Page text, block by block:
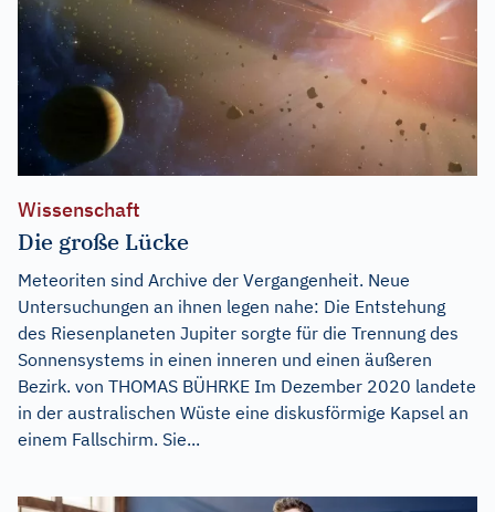
Wissenschaft
Die große Lücke
Meteoriten sind Archive der Vergangenheit. Neue
Untersuchungen an ihnen legen nahe: Die Entstehung
des Riesenplaneten Jupiter sorgte für die Trennung des
Sonnensystems in einen inneren und einen äußeren
Bezirk. von THOMAS BÜHRKE Im Dezember 2020 landete
in der australischen Wüste eine diskusförmige Kapsel an
einem Fallschirm. Sie...